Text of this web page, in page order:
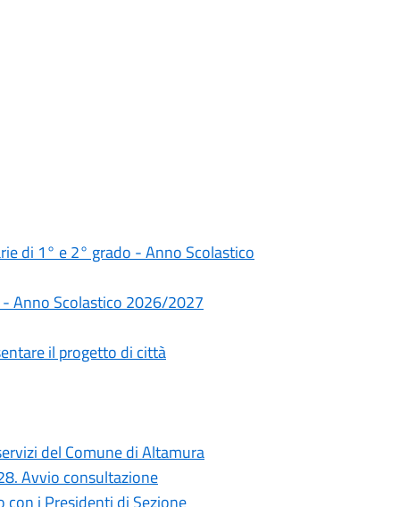
di 1° e 2° grado - Anno Scolastico
Anno Scolastico 2026/2027
il progetto di città
del Comune di Altamura
Avvio consultazione
i Presidenti di Sezione